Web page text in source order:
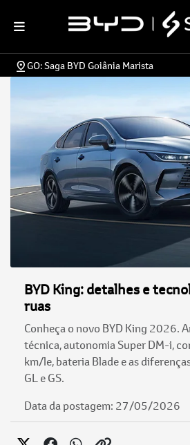
GO: Saga BYD Goiânia Marista
BYD King: detalhes e
ruas
Conheça o novo BYD King 2026.
técnica, autonomia Super DM-i,
km/le, bateria Blade e as
GL e GS.
Data da postagem: 27/05/2026